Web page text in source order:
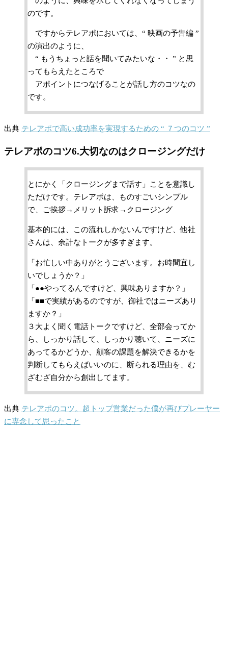
のです。
ですからテレアポにおいては、“ 映画の予告編 ”
の演出のように、
“ もうちょっと話を聞いてみたいな・・ ” と思
ってもらえたところで
アポイントにつなげることが話し方のコツなの
です。
出典 テレアポで高い成功率を実現するための “ ７つのコツ ”
テレアポのコツ6.大切なのはクロージングだけ
とにかく「クロージングまで話す」ことを意識し
ただけです。テレアポは、ものすごいシンプル
で、ご挨拶→メリット訴求→クロージング
基本的には、この流れしかないんですけど、他社
さんは、余計なトークが多すぎます。
「お忙しい中ありがとうございます。お時間宜し
いでしょうか？」
「●●やってるんですけど、興味ありますか？」
「■■で実績があるのですが、御社ではニーズあり
ますか？」
３大よく聞く電話トークですけど、全部会ってか
ら、しっかり話して、しっかり聴いて、ニーズに
あってるかどうか、顧客の課題を解決できるかを
判断してもらえばいいのに、断られる理由を、む
ざむざ自分から創出してます。
出典 テレアポのコツ。超トップ営業だった僕が再びプレーヤー
に専念して思ったこと